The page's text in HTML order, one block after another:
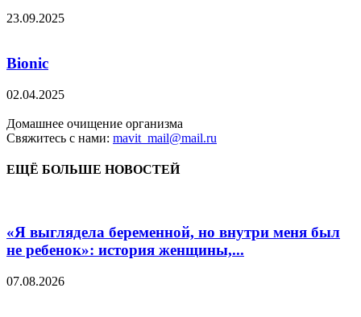
23.09.2025
Bionic
02.04.2025
Домашнее очищение организма
Свяжитесь с нами: mavit_mail@mail.ru
ЕЩЁ БОЛЬШЕ НОВОСТЕЙ
«Я выглядела беременной, но внутри меня был
не ребенок»: история женщины,...
07.08.2026